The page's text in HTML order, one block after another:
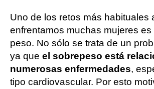
Uno de los retos más habituales
enfrentamos muchas mujeres es
peso. No sólo se trata de un
ya que el sobrepeso está
numerosas enfermedades,
tipo cardiovascular. Por esto